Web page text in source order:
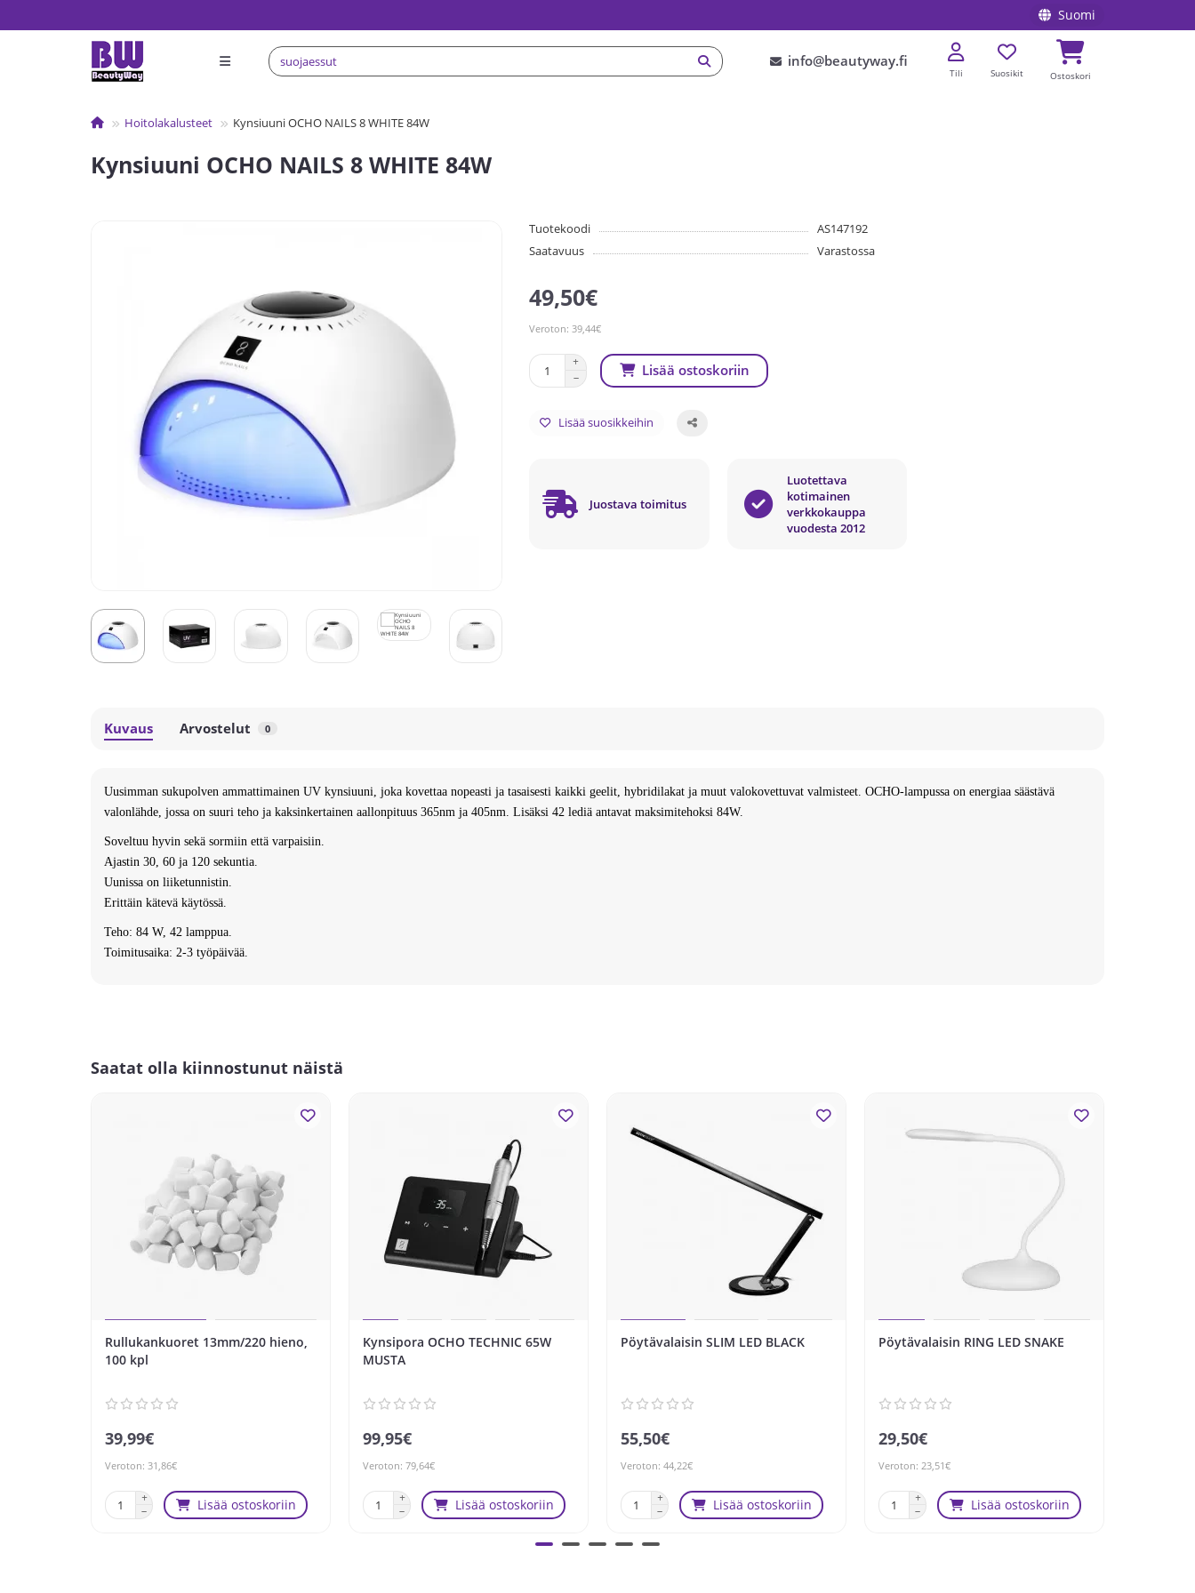
Suomi
info@beautyway.fi
Tili Suosikit Ostoskori
Hoitolakalusteet Kynsiuuni OCHO NAILS 8 WHITE 84W
Kynsiuuni OCHO NAILS 8 WHITE 84W
Tuotekoodi
AS147192
Saatavuus
Varastossa
49,50€
Veroton: 39,44€
Lisää ostoskoriin
Lisää suosikkeihin
Juostava toimitus
Luotettava
kotimainen
verkkokauppa
vuodesta 2012
Kuvaus Arvostelut 0
Uusimman sukupolven ammattimainen UV kynsiuuni, joka kovettaa nopeasti ja tasaisesti kaikki geelit, hybridilakat ja muut valokovettuvat valmisteet. OCHO-lampussa on energiaa säästävä
valonlähde, jossa on suuri teho ja kaksinkertainen aallonpituus 365nm ja 405nm. Lisäksi 42 lediä antavat maksimitehoksi 84W.
Soveltuu hyvin sekä sormiin että varpaisiin.
Ajastin 30, 60 ja 120 sekuntia.
Uunissa on liiketunnistin.
Erittäin kätevä käytössä.
Teho: 84 W, 42 lamppua.
Toimitusaika: 2-3 työpäivää.
Saatat olla kiinnostunut näistä
Rullukankuoret 13mm/220 hieno,
100 kpl
39,99€
Veroton: 31,86€
Lisää ostoskoriin
Kynsipora OCHO TECHNIC 65W
MUSTA
99,95€
Veroton: 79,64€
Lisää ostoskoriin
Pöytävalaisin SLIM LED BLACK
55,50€
Veroton: 44,22€
Lisää ostoskoriin
Pöytävalaisin RING LED SNAKE
29,50€
Veroton: 23,51€
Lisää ostoskoriin